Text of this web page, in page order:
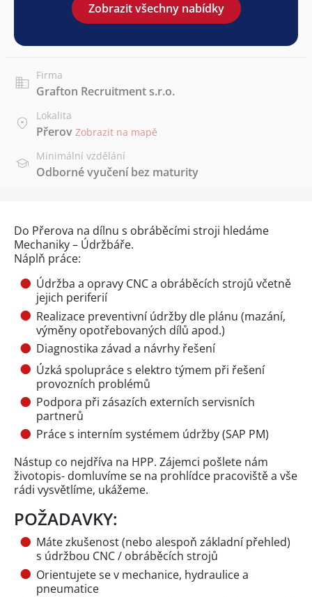
Zobrazit všechny nabídky
Firma
Grafton Recruitment s.r.o.
Lokalita
Přerov Zobrazit na mapě
Minimální vzdělání
Odborné vyučení bez maturity
Do Přerova na dílnu s obráběcími stroji hledáme
Mechaniky – Údržbáře.
Náplň práce:
Údržba a opravy CNC a obráběcích strojů včetně
jejich periferií
Realizace preventivní údržby dle plánu (mazání,
výměny opotřebovaných dílů apod.)
Diagnostika závad a návrhy řešení
Úzká spolupráce s elektro týmem při řešení
provozních problémů
Podpora při zásazích externích servisních
partnerů
Práce s interním systémem údržby (SAP PM)
Nástup co nejdříva na HPP. Zájemci pošlete nám
životopis- domluvíme se na prohlídce pracoviště a vše
rádi vysvětlíme, ukážeme.
POŽADAVKY:
Máte zkušenost (nebo alespoň základní přehled)
s údržbou CNC / obráběcích strojů
Orientujete se v mechanice, hydraulice a
pneumatice